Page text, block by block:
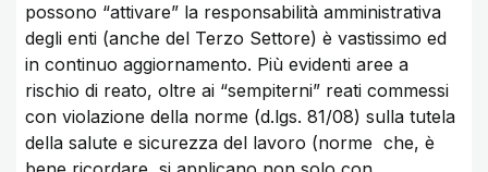
possono “attivare” la responsabilità amministrativa
degli enti (anche del Terzo Settore) è vastissimo ed
in continuo aggiornamento. Più evidenti aree a
rischio di reato, oltre ai “sempiterni” reati commessi
con violazione della norme (d.lgs. 81/08) sulla tutela
della salute e sicurezza del lavoro (norme che, è